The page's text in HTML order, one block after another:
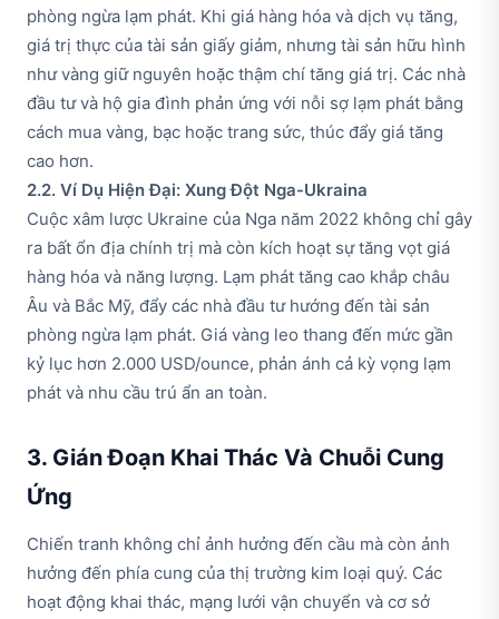
phòng ngừa lạm phát. Khi giá hàng hóa và dịch vụ tăng,
giá trị thực của tài sản giấy giảm, nhưng tài sản hữu hình
như vàng giữ nguyên hoặc thậm chí tăng giá trị. Các nhà
đầu tư và hộ gia đình phản ứng với nỗi sợ lạm phát bằng
cách mua vàng, bạc hoặc trang sức, thúc đẩy giá tăng
cao hơn.
2.2. Ví Dụ Hiện Đại: Xung Đột Nga-Ukraina
Cuộc xâm lược Ukraine của Nga năm 2022 không chỉ gây
ra bất ổn địa chính trị mà còn kích hoạt sự tăng vọt giá
hàng hóa và năng lượng. Lạm phát tăng cao khắp châu
Âu và Bắc Mỹ, đẩy các nhà đầu tư hướng đến tài sản
phòng ngừa lạm phát. Giá vàng leo thang đến mức gần
kỷ lục hơn 2.000 USD/ounce, phản ánh cả kỳ vọng lạm
phát và nhu cầu trú ẩn an toàn.
3. Gián Đoạn Khai Thác Và Chuỗi Cung
Ứng
Chiến tranh không chỉ ảnh hưởng đến cầu mà còn ảnh
hưởng đến phía cung của thị trường kim loại quý. Các
hoạt động khai thác, mạng lưới vận chuyển và cơ sở